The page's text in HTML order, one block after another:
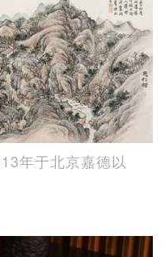
年于北京嘉德以